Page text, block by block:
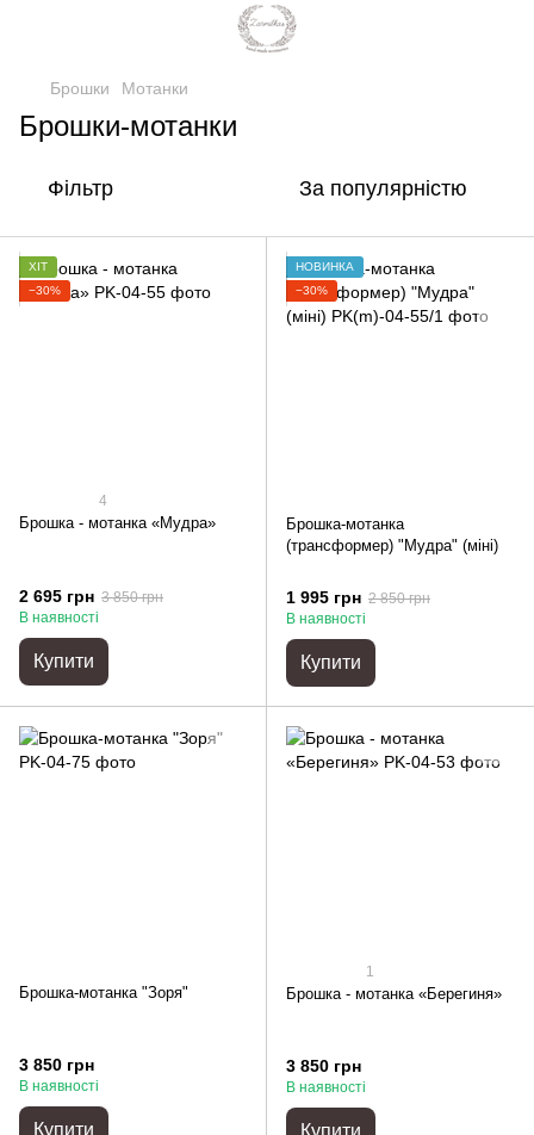
Брошки Мотанки
Брошки-мотанки
Фільтр За популярністю
ХІТ
−30%
4
Брошка - мотанка «Мудра»
2 695 грн 3 850 грн
В наявності
Купити
НОВИНКА
−30%
Брошка-мотанка
(трансформер) "Мудра" (міні)
1 995 грн 2 850 грн
В наявності
Купити
Брошка-мотанка "Зоря"
3 850 грн
В наявності
Купити
1
Брошка - мотанка «Берегиня»
3 850 грн
В наявності